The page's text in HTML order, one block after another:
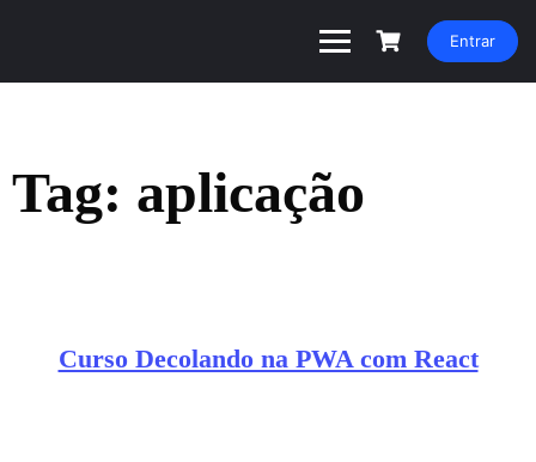
Entrar
Tag: aplicação
Curso Decolando na PWA com React